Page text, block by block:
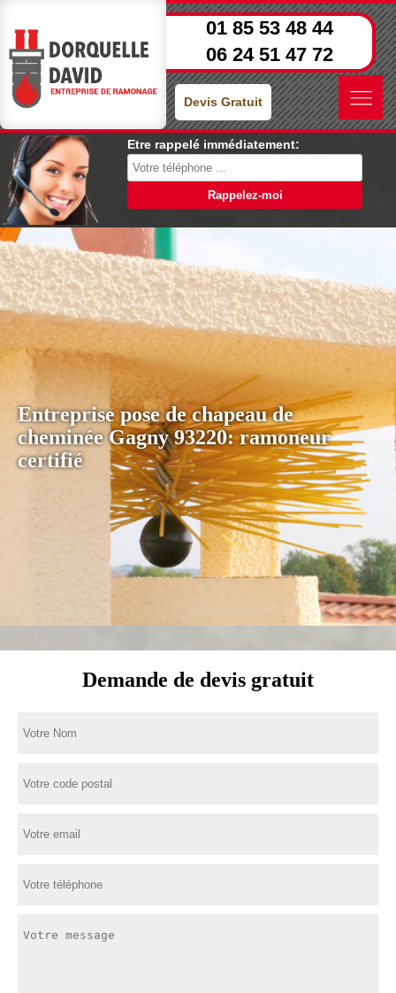
01 85 53 48 44
06 24 51 47 72
Devis Gratuit
Etre rappelé immédiatement:
Entreprise pose de chapeau de
cheminée Gagny 93220: ramoneur
certifié
Demande de devis gratuit